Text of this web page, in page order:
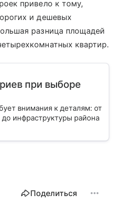
привело к тому,
и дешевых
разница площадей
квартир.
при выборе
внимания к деталям: от
инфраструктуры района
Поделиться